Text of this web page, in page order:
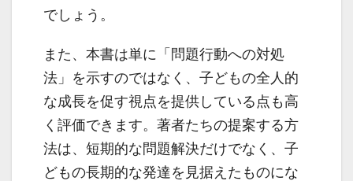
でしょう。
また、本書は単に「問題行動への対処
法」を示すのではなく、子どもの全人的
な成長を促す視点を提供している点も高
く評価できます。著者たちの提案する方
法は、短期的な問題解決だけでなく、子
どもの長期的な発達を見据えたものにな